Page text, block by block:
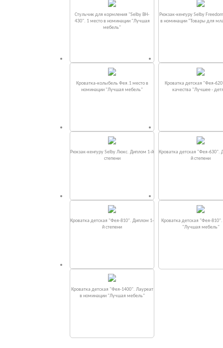
Стульчик для кормления "Selby BH-
430". 1 место в номинации "Лучшая
мебель"
Рюкзак-кенгуру Selby
в номинации “Товары для
Кроватка-колыбель Фея.1 место в
номинации "Лучшая мебель"
Кроватка детская "Фея-
качества "Лучшее -
Рюкзак-кенгуру Selby Люкс. Диплом 1-й
степени
Кроватка детская "Фея-630".
й степени
Кроватка детская "Фея-810". Диплом 1-
й степени
Кроватка детская "Фея-
"Лучшая мебель"
Кроватка детская "Фея-1400". Лауреат
в номинации "Лучшая мебель"